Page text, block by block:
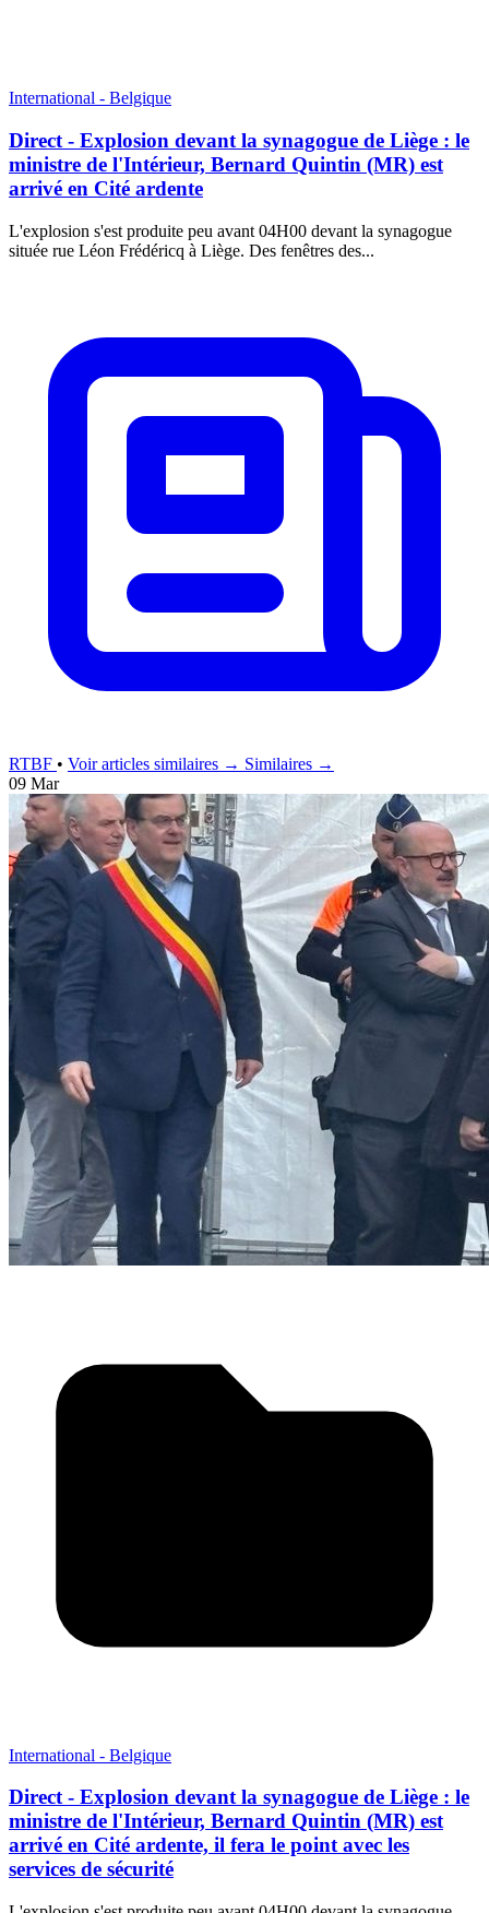
International - Belgique
Direct - Explosion devant la synagogue de Liège : le
ministre de l'Intérieur, Bernard Quintin (MR) est
arrivé en Cité ardente
L'explosion s'est produite peu avant 04H00 devant la synagogue
située rue Léon Frédéricq à Liège. Des fenêtres des...
RTBF • Voir articles similaires → Similaires →
09 Mar
International - Belgique
Direct - Explosion devant la synagogue de Liège : le
ministre de l'Intérieur, Bernard Quintin (MR) est
arrivé en Cité ardente, il fera le point avec les
services de sécurité